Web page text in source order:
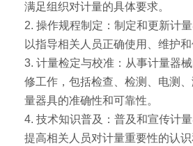
满足组织对计量的具体要求。
2. 操作规程制定：制定和更新计
以指导相关人员正确使用、维护和
3. 计量检定与校准：从事计量器
修工作，包括检查、检测、电测
量器具的准确性和可靠性。
4. 技术知识普及：普及和宣传计
提高相关人员对计量重要性的认识